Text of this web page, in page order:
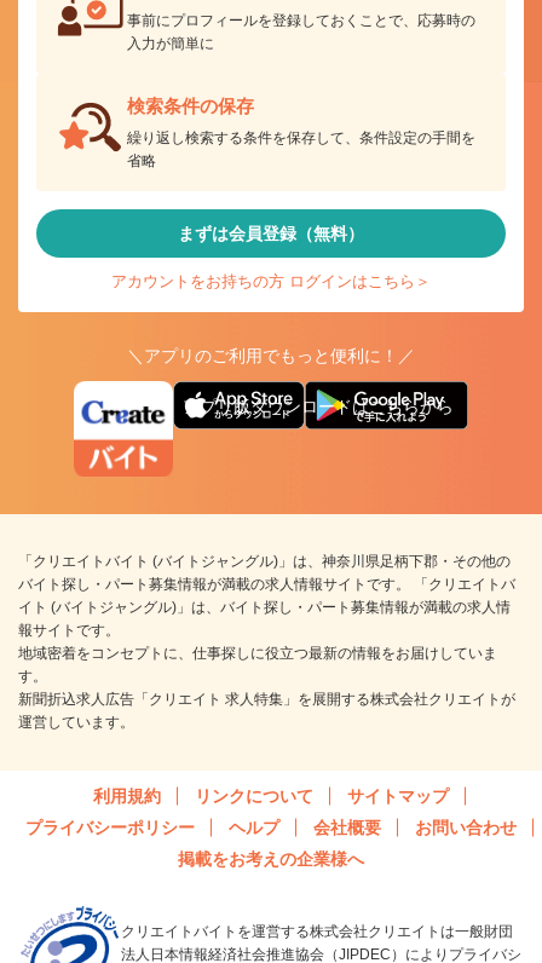
事前にプロフィールを登録しておくことで、応募時の
入力が簡単に
検索条件の保存
繰り返し検索する条件を保存して、条件設定の手間を
省略
まずは会員登録（無料）
アカウントをお持ちの方 ログインはこちら＞
＼アプリのご利用でもっと便利に！／
アプリ版ダウンロードはこちらから
「クリエイトバイト (バイトジャングル)」は、神奈川県足柄下郡・その他の
バイト探し・パート募集情報が満載の求人情報サイトです。 「クリエイトバ
イト (バイトジャングル)」は、バイト探し・パート募集情報が満載の求人情
報サイトです。
地域密着をコンセプトに、仕事探しに役立つ最新の情報をお届けしていま
す。
新聞折込求人広告「クリエイト 求人特集」を展開する株式会社クリエイトが
運営しています。
利用規約 リンクについて
サイトマップ
プライバシーポリシー
ヘルプ 会社概要
お問い合わせ
掲載をお考えの企業様へ
クリエイトバイトを運営する株式会社クリエイトは一般財団
法人日本情報経済社会推進協会（JIPDEC）によりプライバシ